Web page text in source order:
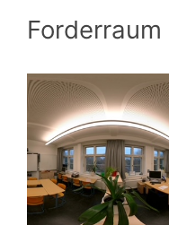
Forderraum